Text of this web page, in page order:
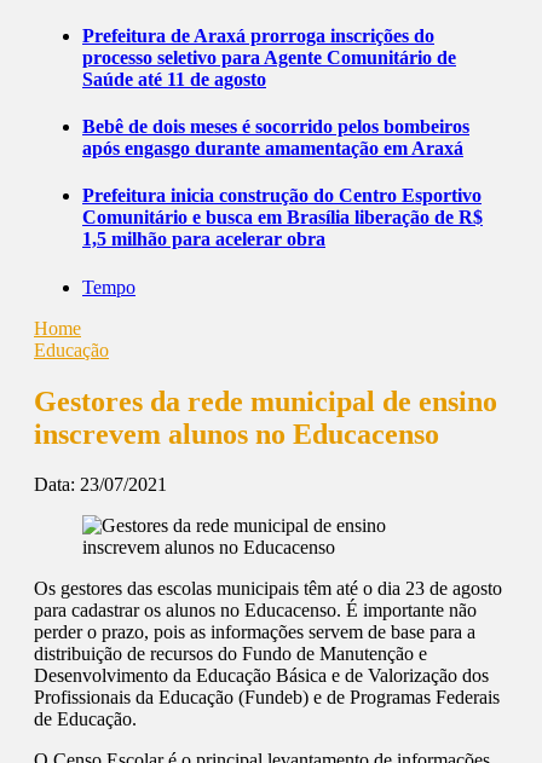
Prefeitura de Araxá prorroga inscrições do
processo seletivo para Agente Comunitário de
Saúde até 11 de agosto
Bebê de dois meses é socorrido pelos bombeiros
após engasgo durante amamentação em Araxá
Prefeitura inicia construção do Centro Esportivo
Comunitário e busca em Brasília liberação de R$
1,5 milhão para acelerar obra
Tempo
Home
Educação
Gestores da rede municipal de ensino
inscrevem alunos no Educacenso
Data: 23/07/2021
Os gestores das escolas municipais têm até o dia 23 de agosto
para cadastrar os alunos no Educacenso. É importante não
perder o prazo, pois as informações servem de base para a
distribuição de recursos do Fundo de Manutenção e
Desenvolvimento da Educação Básica e de Valorização dos
Profissionais da Educação (Fundeb) e de Programas Federais
de Educação.